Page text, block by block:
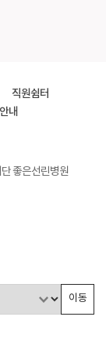
직원쉼터
내
좋은선린병원
이동